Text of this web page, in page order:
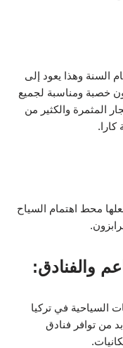
السنة وهذا يعود إلى
خصبة ومناسبة لجميع
المثمرة والكثير من
كارا.
محط اهتمام السياح
والفنادق:
السياحية في تركيا
من توافر فنادق